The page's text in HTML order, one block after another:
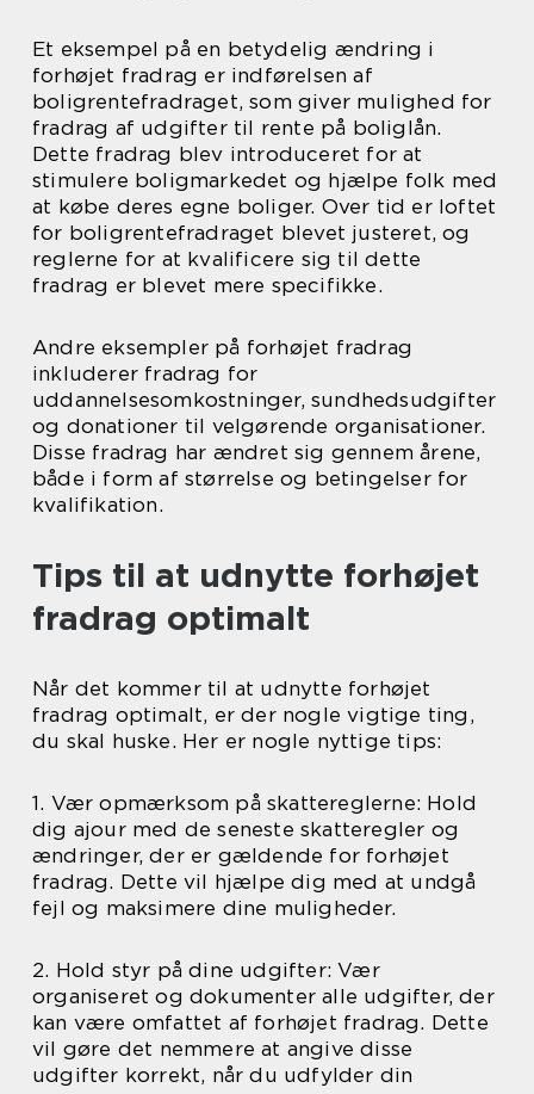
Et eksempel på en betydelig ændring i
forhøjet fradrag er indførelsen af
boligrentefradraget, som giver mulighed for
fradrag af udgifter til rente på boliglån.
Dette fradrag blev introduceret for at
stimulere boligmarkedet og hjælpe folk med
at købe deres egne boliger. Over tid er loftet
for boligrentefradraget blevet justeret, og
reglerne for at kvalificere sig til dette
fradrag er blevet mere specifikke.
Andre eksempler på forhøjet fradrag
inkluderer fradrag for
uddannelsesomkostninger, sundhedsudgifter
og donationer til velgørende organisationer.
Disse fradrag har ændret sig gennem årene,
både i form af størrelse og betingelser for
kvalifikation.
Tips til at udnytte forhøjet
fradrag optimalt
Når det kommer til at udnytte forhøjet
fradrag optimalt, er der nogle vigtige ting,
du skal huske. Her er nogle nyttige tips:
1. Vær opmærksom på skattereglerne: Hold
dig ajour med de seneste skatteregler og
ændringer, der er gældende for forhøjet
fradrag. Dette vil hjælpe dig med at undgå
fejl og maksimere dine muligheder.
2. Hold styr på dine udgifter: Vær
organiseret og dokumenter alle udgifter, der
kan være omfattet af forhøjet fradrag. Dette
vil gøre det nemmere at angive disse
udgifter korrekt, når du udfylder din